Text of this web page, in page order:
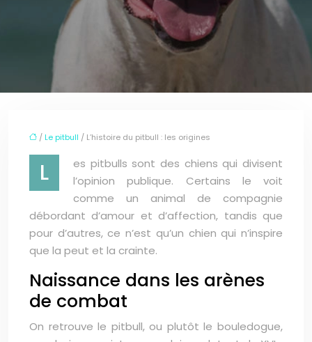
/ Le pitbull / L’histoire du pitbull : les origines
L
es pitbulls sont des chiens qui divisent
l’opinion publique. Certains le voit
comme un animal de compagnie
débordant d’amour et d’affection, tandis que
pour d’autres, ce n’est qu’un chien qui n’inspire
que la peut et la crainte.
Naissance dans les arènes
de combat
On retrouve le pitbull, ou plutôt le bouledogue,